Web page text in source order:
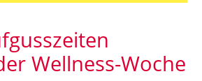
Wellness-Woche